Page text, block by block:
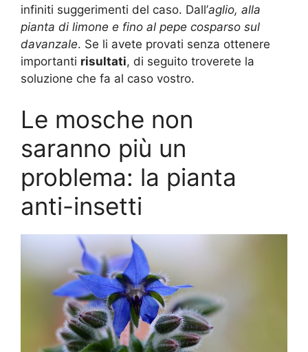
infiniti suggerimenti del caso. Dall’aglio, alla
pianta di limone e fino al pepe cosparso sul
davanzale. Se li avete provati senza ottenere
importanti risultati, di seguito troverete la
soluzione che fa al caso vostro.
Le mosche non
saranno più un
problema: la pianta
anti-insetti